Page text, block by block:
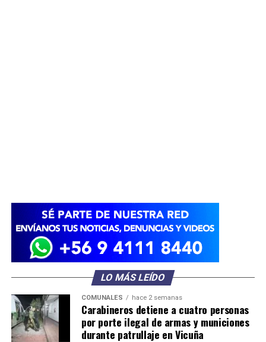
LO MÁS LEÍDO
COMUNALES hace 2 semanas
Carabineros detiene a cuatro personas
por porte ilegal de armas y municiones
durante patrullaje en Vicuña